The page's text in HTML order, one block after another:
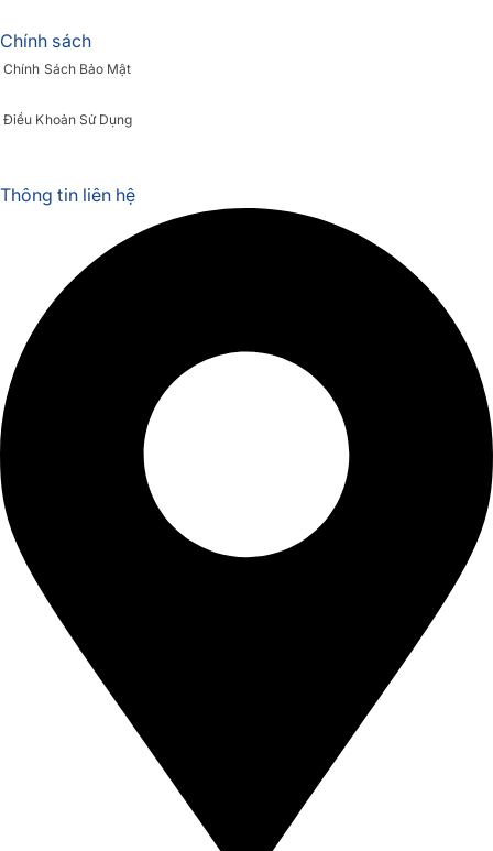
Chính sách
Chính Sách Bảo Mật
Điều Khoản Sử Dụng
Thông tin liên hệ